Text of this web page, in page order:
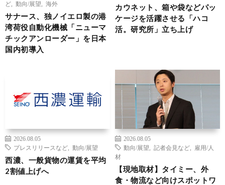
ど
動向/展望 海外
サナース、独ノイエロ製の港
湾荷役自動化機械「ニューマ
チックアンローダー」を日本
国内初導入
カウネット、箱や袋などパッ
ケージを活躍させる「ハコ
活。研究所」立ち上げ
2026.08.05
プレスリリースなど
動向/展望
西濃、一般貨物の運賃を平均
2割値上げへ
2026.08.05
動向/展望
記者会見など
雇用/人
材
【現地取材】タイミー、外
食・物流など向けスポットワ